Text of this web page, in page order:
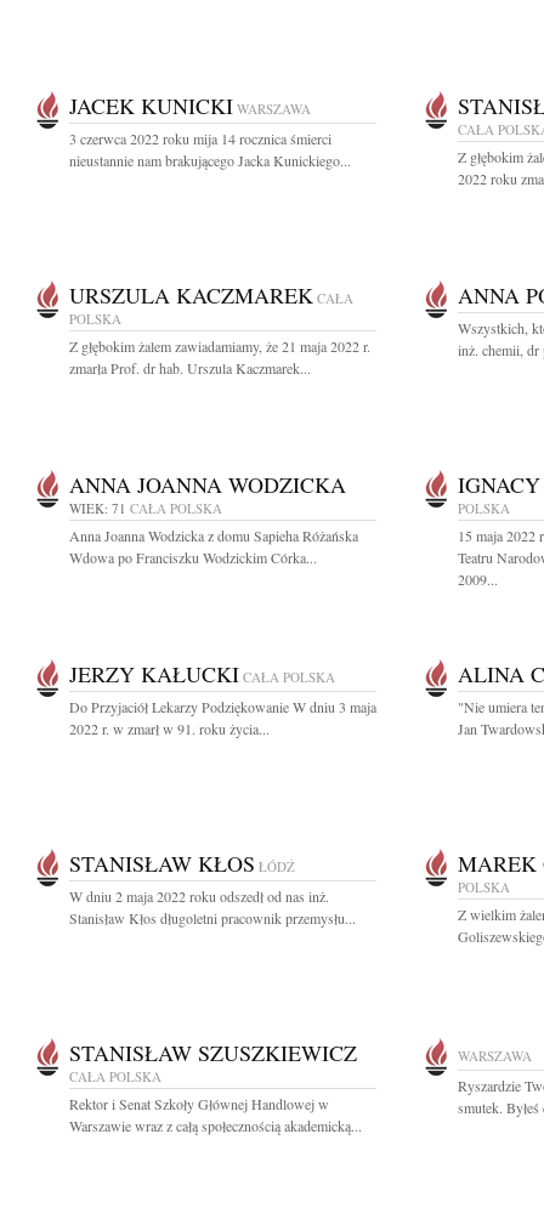
JACEK KUNICKI WARSZAWA
3 czerwca 2022 roku mija 14 rocznica śmierci
nieustannie nam brakującego Jacka Kunickiego...
CAŁA
Z głębokim
2022 roku
URSZULA KACZMAREK CAŁA
POLSKA
Z głębokim żalem zawiadamiamy, że 21 maja 2022 r.
zmarła Prof. dr hab. Urszula Kaczmarek...
ANNA
Wszystkich,
inż. chemii,
ANNA JOANNA WODZICKA
WIEK: 71 CAŁA POLSKA
Anna Joanna Wodzicka z domu Sapieha Różańska
Wdowa po Franciszku Wodzickim Córka...
POLSKA
15 maja 2022
Teatru
2009...
JERZY KAŁUCKI CAŁA POLSKA
Do Przyjaciół Lekarzy Podziękowanie W dniu 3 maja
2022 r. w zmarł w 91. roku życia...
ALINA
"Nie umiera
Jan
STANISŁAW KŁOS ŁÓDŹ
W dniu 2 maja 2022 roku odszedł od nas inż.
Stanisław Kłos długoletni pracownik przemysłu...
MAREK
POLSKA
Z wielkim
STANISŁAW SZUSZKIEWICZ
CAŁA POLSKA
Rektor i Senat Szkoły Głównej Handlowej w
Warszawie wraz z całą społecznością akademicką...
WARSZAWA
Ryszardzie
smutek.